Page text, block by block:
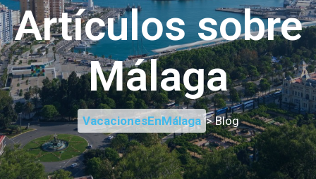
Artículos sobre
Málaga
VacacionesEnMálaga > Blog